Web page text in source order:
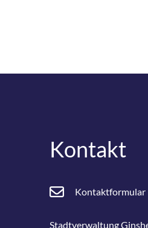
Kontakt
Kontaktformular
Stadtverwaltung